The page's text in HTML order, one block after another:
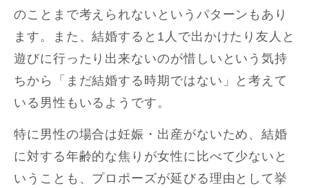
のことまで考えられないというパターンもあり
ます。また、結婚すると1人で出かけたり友人と
遊びに行ったり出来ないのが惜しいという気持
ちから「まだ結婚する時期ではない」と考えて
いる男性もいるようです。
特に男性の場合は妊娠・出産がないため、結婚
に対する年齢的な焦りが女性に比べて少ないと
いうことも、プロポーズが延びる理由として挙